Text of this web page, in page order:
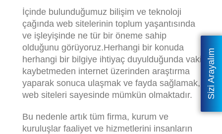
Sizi Arayalım
İçinde bulunduğumuz bilişim ve teknoloji
çağında web sitelerinin toplum yaşantısında
ve işleyişinde ne tür bir öneme sahip
olduğunu görüyoruz.Herhangi bir konuda
herhangi bir bilgiye ihtiyaç duyulduğunda vakit
kaybetmeden internet üzerinden araştırma
yaparak sonuca ulaşmak ve fayda sağlamak,
web siteleri sayesinde mümkün olmaktadır.
Bu nedenle artık tüm firma, kurum ve
kuruluşlar faaliyet ve hizmetlerini insanların